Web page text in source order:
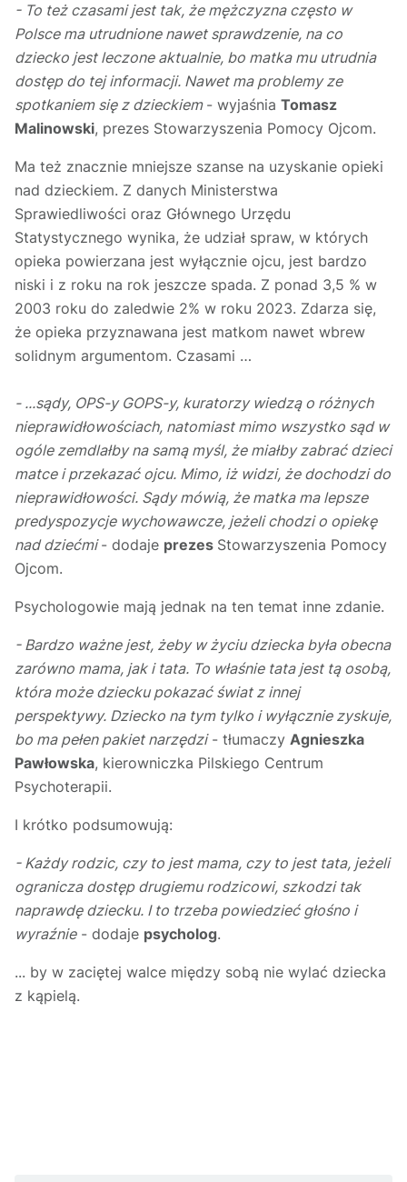
- To też czasami jest tak, że mężczyzna często w
Polsce ma utrudnione nawet sprawdzenie, na co
dziecko jest leczone aktualnie, bo matka mu utrudnia
dostęp do tej informacji. Nawet ma problemy ze
spotkaniem się z dzieckiem - wyjaśnia Tomasz
Malinowski, prezes Stowarzyszenia Pomocy Ojcom.
Ma też znacznie mniejsze szanse na uzyskanie opieki
nad dzieckiem. Z danych Ministerstwa
Sprawiedliwości oraz Głównego Urzędu
Statystycznego wynika, że udział spraw, w których
opieka powierzana jest wyłącznie ojcu, jest bardzo
niski i z roku na rok jeszcze spada. Z ponad 3,5 % w
2003 roku do zaledwie 2% w roku 2023. Zdarza się,
że opieka przyznawana jest matkom nawet wbrew
solidnym argumentom. Czasami …
- ...sądy, OPS-y GOPS-y, kuratorzy wiedzą o różnych
nieprawidłowościach, natomiast mimo wszystko sąd w
ogóle zemdlałby na samą myśl, że miałby zabrać dzieci
matce i przekazać ojcu. Mimo, iż widzi, że dochodzi do
nieprawidłowości. Sądy mówią, że matka ma lepsze
predyspozycje wychowawcze, jeżeli chodzi o opiekę
nad dziećmi- dodaje prezes Stowarzyszenia Pomocy
Ojcom.
Psychologowie mają jednak na ten temat inne zdanie.
- Bardzo ważne jest, żeby w życiu dziecka była obecna
zarówno mama, jak i tata. To właśnie tata jest tą osobą,
która może dziecku pokazać świat z innej
perspektywy. Dziecko na tym tylko i wyłącznie zyskuje,
bo ma pełen pakiet narzędzi- tłumaczy Agnieszka
Pawłowska, kierowniczka Pilskiego Centrum
Psychoterapii.
I krótko podsumowują:
- Każdy rodzic, czy to jest mama, czy to jest tata, jeżeli
ogranicza dostęp drugiemu rodzicowi, szkodzi tak
naprawdę dziecku. I to trzeba powiedzieć głośno i
wyraźnie- dodaje psycholog.
... by w zaciętej walce między sobą nie wylać dziecka
z kąpielą.